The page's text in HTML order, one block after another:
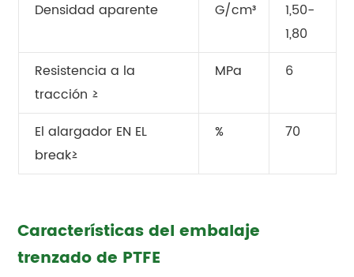
Densidad aparente
G/cm³
1,50-
1,80
Resistencia a la
tracción ≥
MPa 6
El alargador EN EL
break≥
% 70
Características del embalaje
trenzado de PTFE